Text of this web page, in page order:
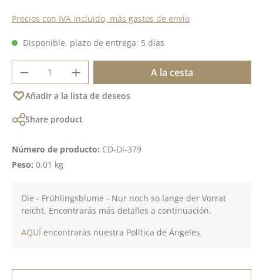
Precios con IVA incluido, más gastos de envío
Disponible, plazo de entrega: 5 días
Cantidad del producto: introduce la
A la cesta
Añadir a la lista de deseos
Share product
Número de producto: CD-Di-379
Peso: 0.01 kg
Die - Frühlingsblume - Nur noch so lange der Vorrat
reicht. Encontrarás más detalles a continuación.
AQUÍ encontrarás nuestra Política de Ángeles.